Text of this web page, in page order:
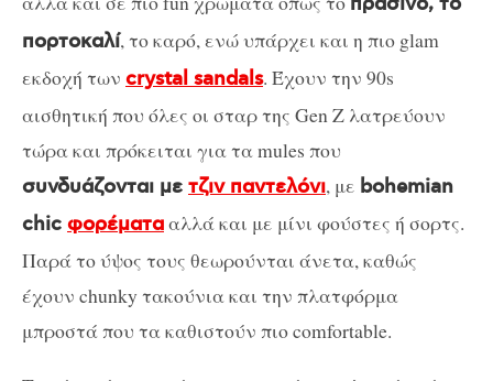
πορτοκαλί, το καρό, ενώ υπάρχει και η πιο glam
εκδοχή των crystal sandals. Έχουν την 90s
αισθητική που όλες οι σταρ της Gen Z λατρεύουν
τώρα και πρόκειται για τα mules που
συνδυάζονται με τζιν παντελόνι, με bohemian
chic φορέματααλλά και με μίνι φούστες ή σορτς.
Παρά το ύψος τους θεωρούνται άνετα, καθώς
έχουν chunky τακούνια και την πλατφόρμα
μπροστά που τα καθιστούν πιο comfortable.